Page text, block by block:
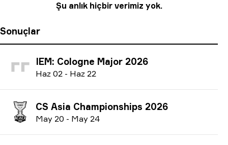
Şu anlık hiçbir verimiz yok.
Sonuçlar
IEM: Cologne Major 2026
Haz 02 - Haz 22
CS Asia Championships 2026
May 20 - May 24